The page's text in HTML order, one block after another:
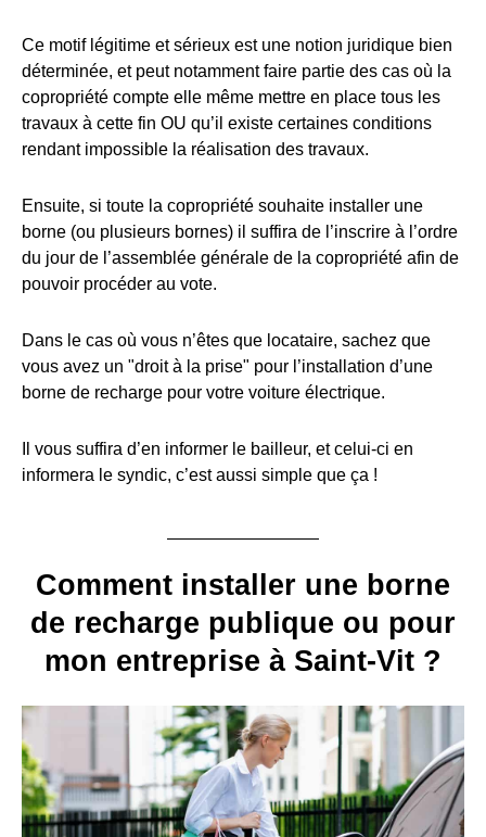
Ce motif légitime et sérieux est une notion juridique bien
déterminée, et peut notamment faire partie des cas où la
copropriété compte elle même mettre en place tous les
travaux à cette fin OU qu’il existe certaines conditions
rendant impossible la réalisation des travaux.
Ensuite, si toute la copropriété souhaite installer une
borne (ou plusieurs bornes) il suffira de l’inscrire à l’ordre
du jour de l’assemblée générale de la copropriété afin de
pouvoir procéder au vote.
Dans le cas où vous n’êtes que locataire, sachez que
vous avez un "droit à la prise" pour l’installation d’une
borne de recharge pour votre voiture électrique.
Il vous suffira d’en informer le bailleur, et celui-ci en
informera le syndic, c’est aussi simple que ça !
Comment installer une borne
de recharge publique ou pour
mon entreprise à Saint-Vit ?